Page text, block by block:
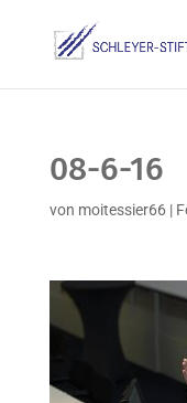
08-6-16
von moitessier66|